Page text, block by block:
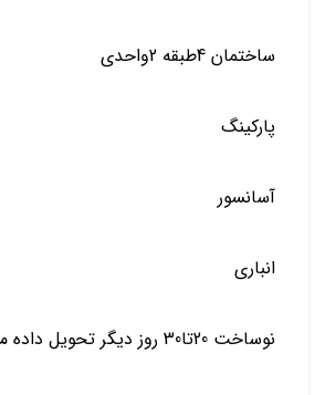
ساختمان 4طبقه 2واحدی
پارکینگ
آسانسور
انباری
نوساخت 20تا30 روز دیگر تحویل داده میشه